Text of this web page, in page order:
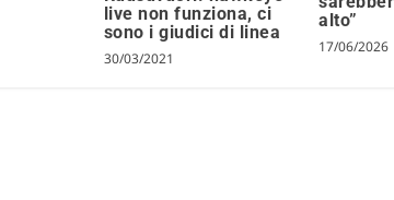
live non funziona, ci
sono i giudici di linea
30/03/2021
alto”
17/06/2026